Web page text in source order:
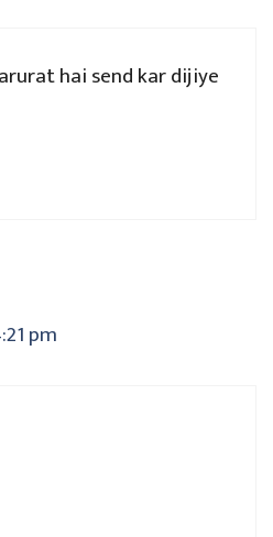
hai send kar dijiye
pm